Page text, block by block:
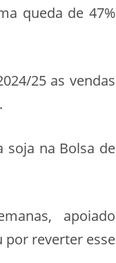
queda de 47%
25 as vendas
soja na Bolsa de
apoiado
por reverter esse